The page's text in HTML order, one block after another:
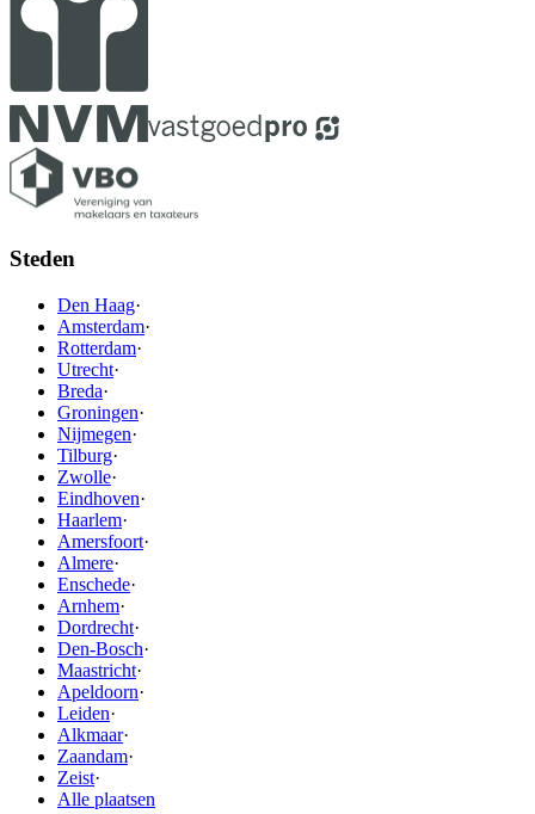
Steden
Den Haag·
Amsterdam·
Rotterdam·
Utrecht·
Breda·
Groningen·
Nijmegen·
Tilburg·
Zwolle·
Eindhoven·
Haarlem·
Amersfoort·
Almere·
Enschede·
Arnhem·
Dordrecht·
Den-Bosch·
Maastricht·
Apeldoorn·
Leiden·
Alkmaar·
Zaandam·
Zeist·
Alle plaatsen